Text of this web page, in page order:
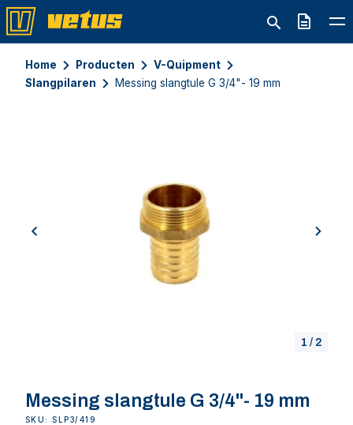
Offerte
Home Producten
V-Quipment
Slangpilaren
Messing slangtule G 3/4"- 19 mm
previous next
1 / 2
Messing slangtule G 3/4"- 19 mm
SKU: SLP3/419